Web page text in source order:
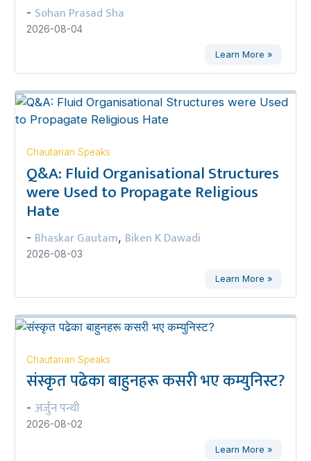
- Sohan Prasad Sha
2026-08-04
Learn More »
Chautarian Speaks
Q&A: Fluid Organisational Structures
were Used to Propagate Religious
Hate
- Bhaskar Gautam, Biken K Dawadi
2026-08-03
Learn More »
Chautarian Speaks
संस्कृत पढेका बाहुनहरू कसरी भए कम्युनिस्ट?
- अर्जुन पन्थी
2026-08-02
Learn More »